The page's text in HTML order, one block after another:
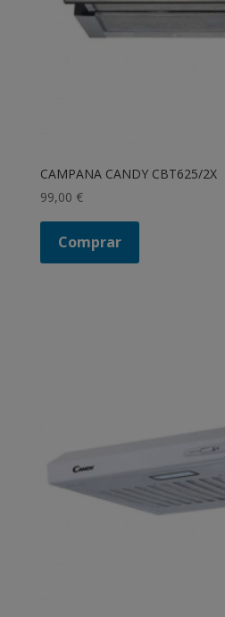
CAMPANA CANDY CBT625/2X
99,00 €
Comprar